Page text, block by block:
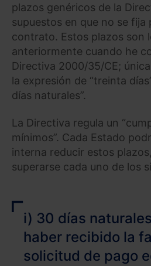
plazos genéricos de la
supuestos en que no se fija
contrato. Estos plazos son
anteriormente cuando he
Directiva 2000/35/CE;
la expresión de “treinta
días naturales”.
La Directiva regula un
mínimos”. Cada Estado
interna reducir estos
superarse cada uno de los
i) 30 días
haber recibido la
solicitud de pago